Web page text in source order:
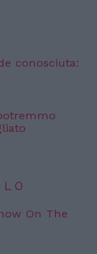
conosciuta:
On The